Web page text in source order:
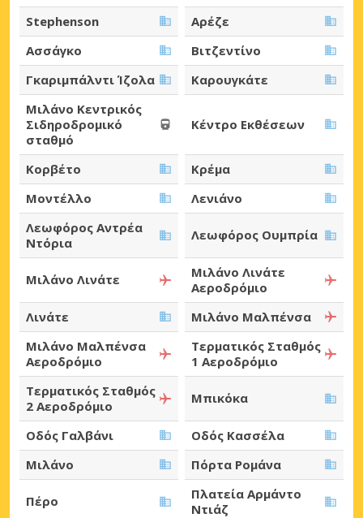
Stephenson
Αρέζε
Ασσάγκο
Βιτζεντίνο
Γκαριμπάλντι Ίζολα
Καρουγκάτε
Μιλάνο Κεντρικός
Σιδηροδρομικό
σταθμό
Κέντρο Εκθέσεων
Κορβέτο
Κρέμα
Μοντέλλο
Λενιάνο
Λεωφόρος Αντρέα
Ντόρια
Λεωφόρος Ουμπρία
Μιλάνο Λινάτε
Μιλάνο Λινάτε
Αεροδρόμιο
Λινάτε
Μιλάνο Μαλπένσα
Μιλάνο Μαλπένσα
Αεροδρόμιο
Τερματικός Σταθμός
1 Αεροδρόμιο
Τερματικός Σταθμός
2 Αεροδρόμιο
Μπικόκα
Οδός Γαλβάνι
Οδός Κασσέλα
Μιλάνο
Πόρτα Ρομάνα
Πέρο
Πλατεία Αρμάντο
Ντιάζ